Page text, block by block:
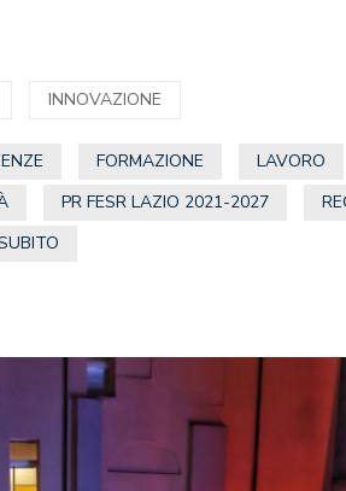
INNOVAZIONE
FORMAZIONE LAVORO
PR FESR LAZIO 2021-2027